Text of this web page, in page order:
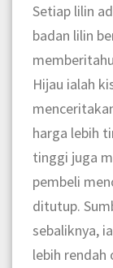
Setiap lilin
badan lilin
Hijau ialah
harga lebih
tinggi juga
pembeli
ditutup.
sebaliknya,
lebih rendah